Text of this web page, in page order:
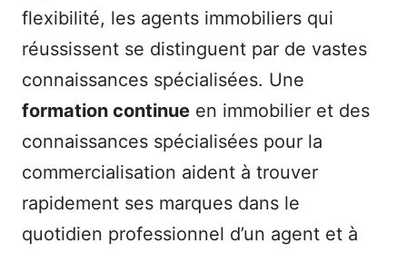
flexibilité, les agents immobiliers qui
réussissent se distinguent par de vastes
connaissances spécialisées. Une
formation continue en immobilier et des
connaissances spécialisées pour la
commercialisation aident à trouver
rapidement ses marques dans le
quotidien professionnel d’un agent et à